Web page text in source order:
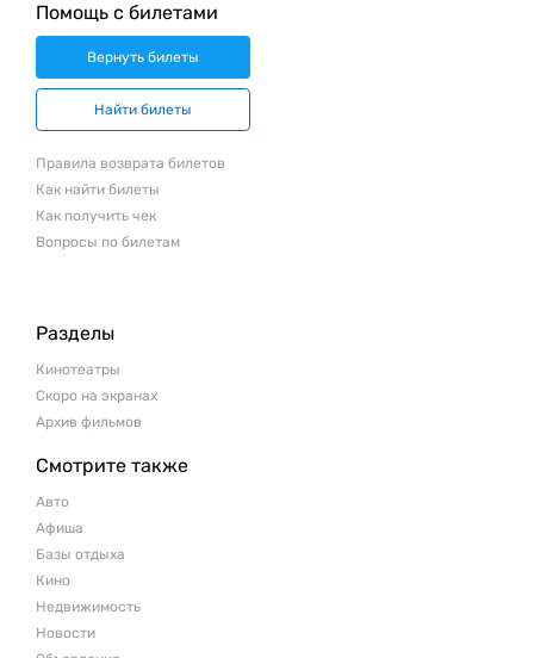
Помощь с билетами
Вернуть билеты
Найти билеты
Правила возврата билетов
Как найти билеты
Как получить чек
Вопросы по билетам
Разделы
Кинотеатры
Скоро на экранах
Архив фильмов
Смотрите также
Авто
Афиша
Базы отдыха
Кино
Недвижимость
Новости